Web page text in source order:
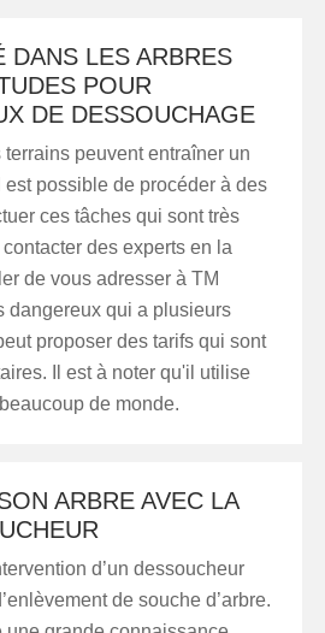
DANS LES ARBRES
POUR
DE DESSOUCHAGE
peuvent entraîner un
possible de procéder à des
ces tâches qui sont très
des experts en la
de vous adresser à TM
dangereux qui a plusieurs
proposer des tarifs qui sont
Il est à noter qu'il utilise
de monde.
ARBRE AVEC LA
d’un dessoucheur
de souche d’arbre.